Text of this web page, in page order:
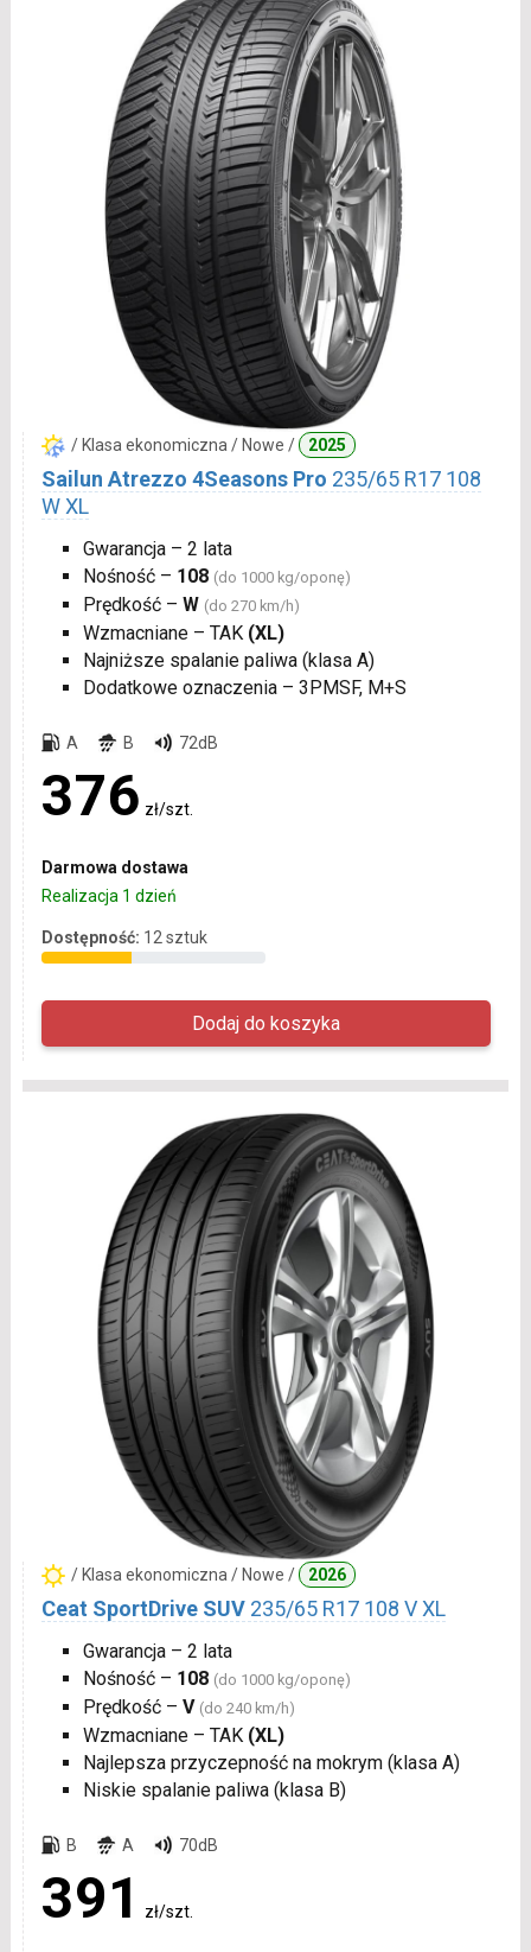
/ Klasa ekonomiczna / Nowe / 2025
Sailun Atrezzo 4Seasons Pro 235/65 R17 108
W XL
Gwarancja – 2 lata
Nośność – 108 (do 1000 kg/oponę)
Prędkość – W (do 270 km/h)
Wzmacniane – TAK (XL)
Najniższe spalanie paliwa (klasa A)
Dodatkowe oznaczenia – 3PMSF, M+S
A B 72dB
376 zł/szt.
Darmowa dostawa
Realizacja 1 dzień
Dostępność: 12 sztuk
/ Klasa ekonomiczna / Nowe / 2026
Ceat SportDrive SUV 235/65 R17 108 V XL
Gwarancja – 2 lata
Nośność – 108 (do 1000 kg/oponę)
Prędkość – V (do 240 km/h)
Wzmacniane – TAK (XL)
Najlepsza przyczepność na mokrym (klasa A)
Niskie spalanie paliwa (klasa B)
B A 70dB
391 zł/szt.